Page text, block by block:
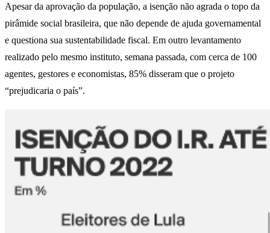
Apesar da aprovação da população, a isenção não agrada o topo da
pirâmide social brasileira, que não depende de ajuda governamental
e questiona sua sustentabilidade fiscal. Em outro levantamento
realizado pelo mesmo instituto, semana passada, com cerca de 100
agentes, gestores e economistas, 85% disseram que o projeto
“prejudicaria o país”.